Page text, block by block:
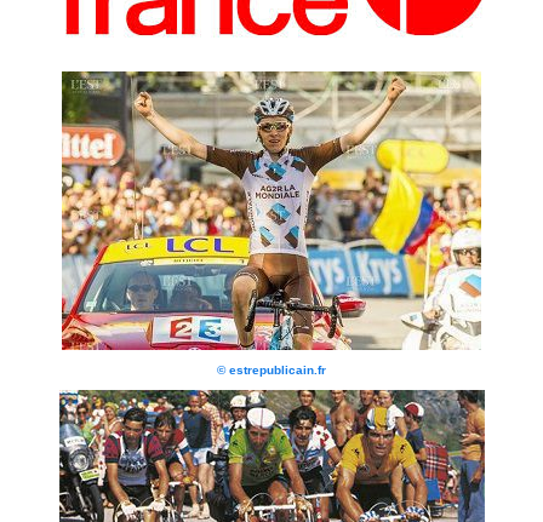
© estrepublicain.fr